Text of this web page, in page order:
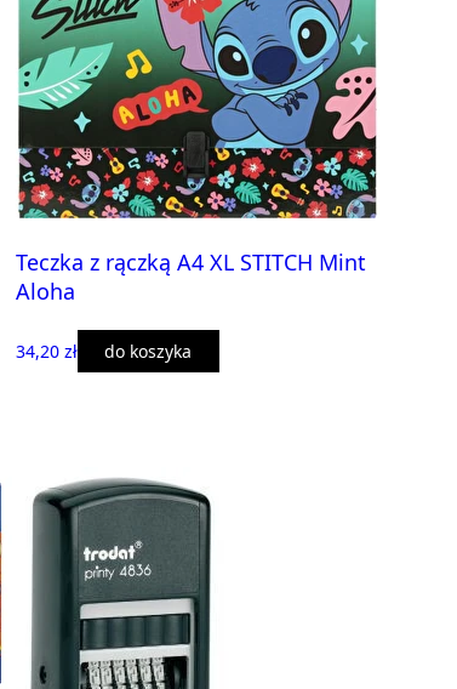
Teczka z rączką A4 XL STITCH Mint
Aloha
34,20 zł do koszyka